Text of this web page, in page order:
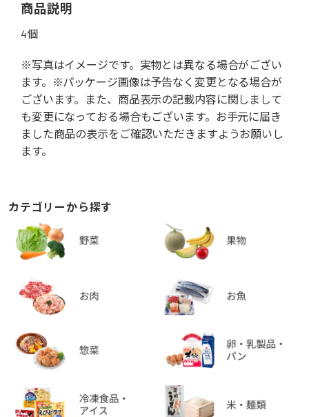
商品説明
4個
※写真はイメージです。実物とは異なる場合がござい
ます。※パッケージ画像は予告なく変更となる場合が
ございます。また、商品表示の記載内容に関しまして
も変更になっておる場合もございます。お手元に届き
ました商品の表示をご確認いただきますようお願いし
ます。
カテゴリーから探す